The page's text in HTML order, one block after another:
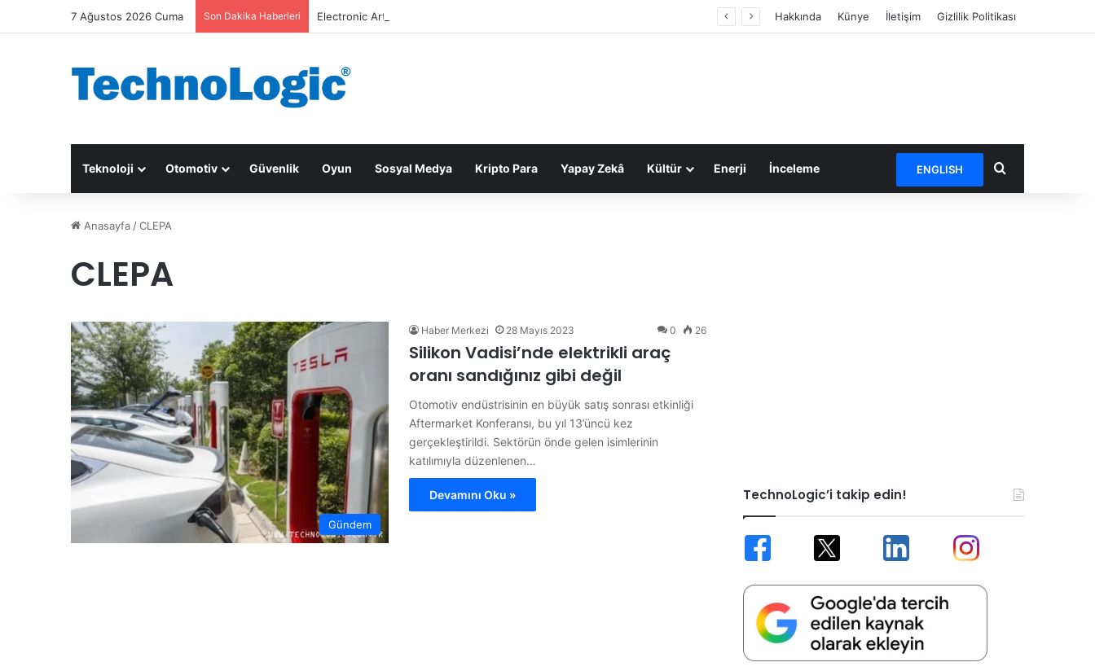
7 Ağustos 2026 Cuma Son Dakika Haberleri Electronic Arts, 55 milyar dolarlık anlaşmayla Suudi Arabistan’ın oldu Hakkında Künye İletişim Gizlilik Politikası
Teknoloji Otomotiv Güvenlik Oyun Sosyal Medya Kripto Para Yapay Zekâ Kültür Enerji İnceleme ENGLISH Arama yap ...
Anasayfa /CLEPA
CLEPA
Gündem
Haber Merkezi 28 Mayıs 2023 0 26
Silikon Vadisi’nde elektrikli araç
oranı sandığınız gibi değil
Otomotiv endüstrisinin en büyük satış sonrası etkinliği
Aftermarket Konferansı, bu yıl 13’üncü kez
gerçekleştirildi. Sektörün önde gelen isimlerinin
katılımıyla düzenlenen…
Devamını Oku » TechnoLogic’i takip edin!